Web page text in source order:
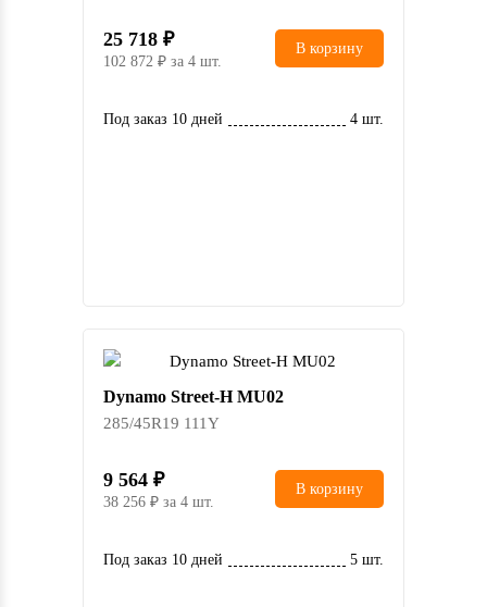
25 718
102 872 за 4 шт.
В корзину
Под заказ 10 дней 4 шт.
Dynamo Street-H MU02
285/45R19 111Y
9 564
38 256 за 4 шт.
В корзину
Под заказ 10 дней 5 шт.